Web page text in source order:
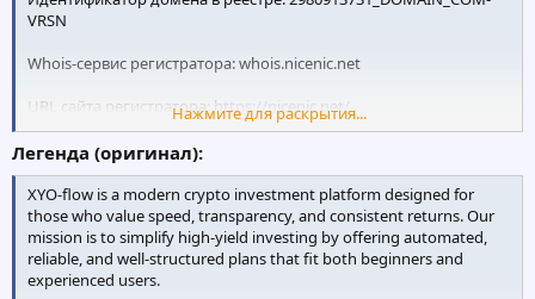
VRSN
Whois-сервис регистратора: whois.nicenic.net
URL сайта регистратора:https://nicenic.net/
Дата изменения: 2025.05.06 10:22:30 MSK
Дата регистрации: 2025.05.05 22:48:18 MSK
Дата окончания: 2026.05.05 22:48:18 MSK
Регистратор: NICENIC INTERNATIONAL GROUP CO., LIMITED
Нажмите для раскрытия...
Легенда (оригинал):
XYO-flow is a modern crypto investment platform designed for
those who value speed, transparency, and consistent returns. Our
mission is to simplify high-yield investing by offering automated,
reliable, and well-structured plans that fit both beginners and
experienced users.